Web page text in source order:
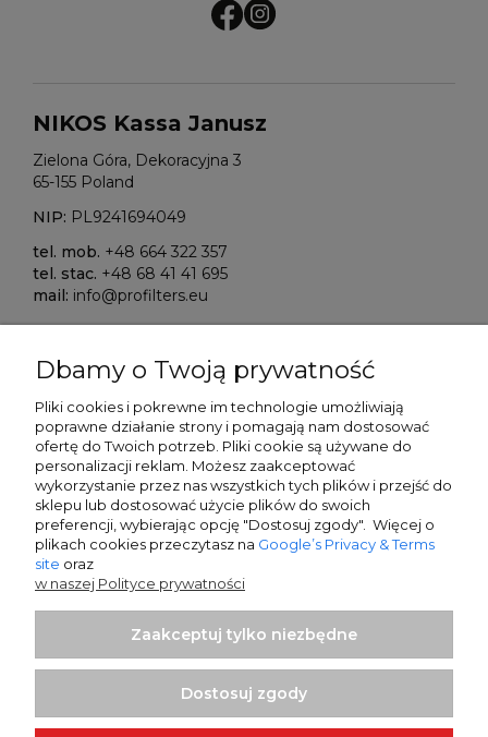
NIKOS Kassa Janusz
Zielona Góra, Dekoracyjna 3
65-155 Poland
NIP: PL9241694049
tel. mob. +48 664 322 357
tel. stac. +48 68 41 41 695
mail: info@profilters.eu
Warszawa, ul. Łopuszańska 38D
02-232 Poland
SWIFT/BIK:ALBPPLPWXXX
IBAN NR:
PLN:PL80 2490 0005 0000 4500 5705 7151
EUR:PL13 2490 0005 0000 4600 9159 5449
Sparkasse Oberlausitz-Niederschlesien
SWIFT/BIK:WELADED1GRL
EUR:DE25 8505 0100 0232 0268 58
Dbamy o Twoją prywatność
Pliki cookies i pokrewne im technologie umożliwiają
poprawne działanie strony i pomagają nam dostosować
ofertę do Twoich potrzeb. Pliki cookie są używane do
personalizacji reklam. Możesz zaakceptować
wykorzystanie przez nas wszystkich tych plików i przejść do
sklepu lub dostosować użycie plików do swoich
preferencji, wybierając opcję "Dostosuj zgody". Więcej o
plikach cookies przeczytasz na Google’s Privacy & Terms
site oraz
w naszej Polityce prywatności
Zaakceptuj tylko niezbędne
Dostosuj zgody